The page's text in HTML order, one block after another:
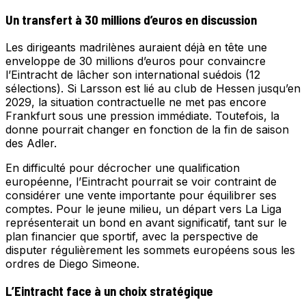
Un transfert à 30 millions d’euros en discussion
Les dirigeants madrilènes auraient déjà en tête une
enveloppe de 30 millions d’euros pour convaincre
l’Eintracht de lâcher son international suédois (12
sélections). Si Larsson est lié au club de Hessen jusqu’en
2029, la situation contractuelle ne met pas encore
Frankfurt sous une pression immédiate. Toutefois, la
donne pourrait changer en fonction de la fin de saison
des Adler.
En difficulté pour décrocher une qualification
européenne, l’Eintracht pourrait se voir contraint de
considérer une vente importante pour équilibrer ses
comptes. Pour le jeune milieu, un départ vers La Liga
représenterait un bond en avant significatif, tant sur le
plan financier que sportif, avec la perspective de
disputer régulièrement les sommets européens sous les
ordres de Diego Simeone.
L’Eintracht face à un choix stratégique